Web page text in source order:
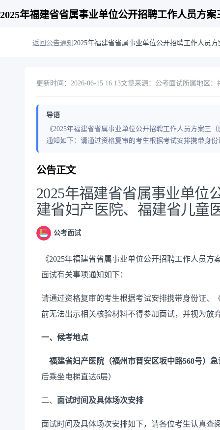
2025年福建省省属事业单位公开招聘工作人员方
返回公告通知2025年福建省省属事业单位公开招聘工作人员
更新时间：2026-06-15 16:13文章来源：公考面试所属地区：
导语
《2025年福建省省属事业单位公开招聘工作人员方案三
通知如下：请通过资格复审的考生根据考试安排携带身
公告正文
2025年福建省省属事业单位
建省妇产医院、福建省儿童
公考面试
《2025年福建省省属事业单位公开招聘工作人员
面试有关事项通知如下：
请通过资格复审的考生根据考试安排携带身份证、
前无法出示相关核验材料不得参加面试，并视为放
一、候考地点
福建省妇产医院（福州市晋安区坂中路568号）
后乘坐电梯直达6层）
二、 面试时间及具体场次安排
面试时间及具体场次安排如下，请各位考生认真查